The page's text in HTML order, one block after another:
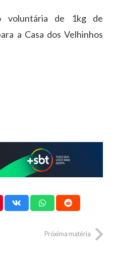
voluntária de 1kg de
a Casa dos Velhinhos
Próxima matéria